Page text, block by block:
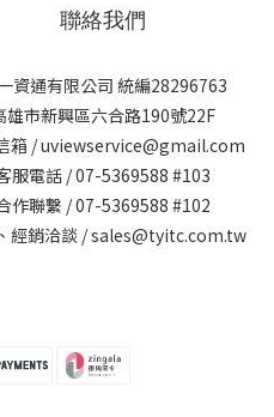
聯絡我們
資通有限公司 統編28296763
雄市新興區六合路190號22F
箱 / uviewservice@gmail.com
服電話 / 07-5369588 #103
作聯繫 / 07-5369588 #102
經銷洽談 / sales@tyitc.com.tw